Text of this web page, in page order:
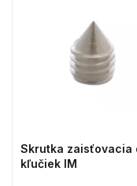
Skrutka zaisťovacia
kľučiek IM